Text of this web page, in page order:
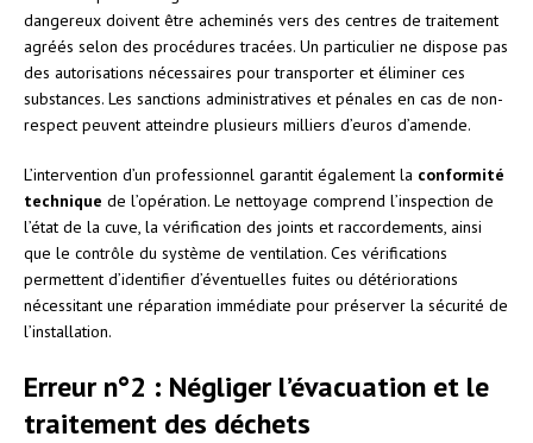
dangereux doivent être acheminés vers des centres de traitement
agréés selon des procédures tracées. Un particulier ne dispose pas
des autorisations nécessaires pour transporter et éliminer ces
substances. Les sanctions administratives et pénales en cas de non-
respect peuvent atteindre plusieurs milliers d’euros d’amende.
L’intervention d’un professionnel garantit également la conformité
technique de l’opération. Le nettoyage comprend l’inspection de
l’état de la cuve, la vérification des joints et raccordements, ainsi
que le contrôle du système de ventilation. Ces vérifications
permettent d’identifier d’éventuelles fuites ou détériorations
nécessitant une réparation immédiate pour préserver la sécurité de
l’installation.
Erreur n°2 : Négliger l’évacuation et le
traitement des déchets